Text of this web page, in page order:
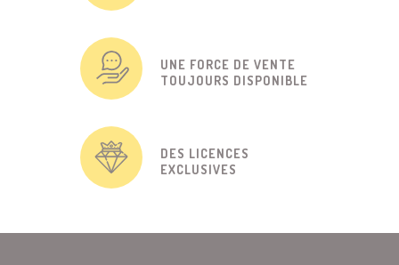
UNE FORCE DE VENTE
TOUJOURS DISPONIBLE
DES LICENCES
EXCLUSIVES